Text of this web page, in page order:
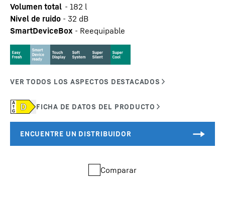
Volumen total - 182 l
Nivel de ruido - 32 dB
SmartDeviceBox - Reequipable
Comparar